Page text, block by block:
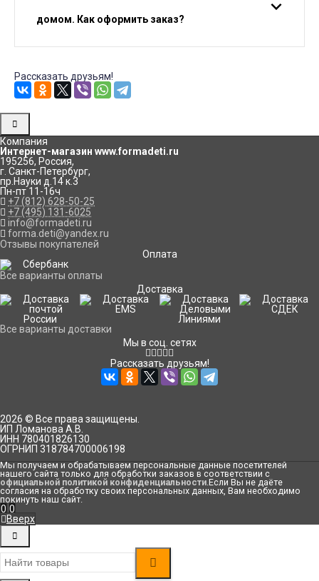
домом. Как оформить заказ?
Рассказать друзьям!
Компания
Интернет-магазин www.formadeti.ru
195256, Россия,
г. Санкт-Петербург,
пр.Науки д.14 к.3
Пн-пт 11-16ч
+7 (812) 628-50-25
+7 (495) 131-6025
info@formadeti.ru
forma.deti@yandex.ru
Отзывы покупателей
Оплата
Все варианты оплаты
Доставка
Все варианты доставки
Мы в соц. сетях
Рассказать друзьям!
2026 © Все права защищены.
ИП Ломанова А.В.
ИНН 780401826130
ОГРНИП 318784700006198
Мы получаем и обрабатываем персональные данные посетителей
нашего сайта только для обработки заказов в соответствии с
официальной политикой конфиденциальности.Если Вы не даёте
согласия на обработку своих персональных данных, Вам необходимо
покинуть наш сайт.
0 0
Вверх